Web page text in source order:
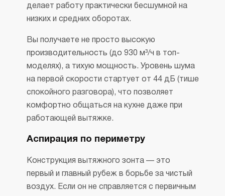
делает работу практически бесшумной на
низких и средних оборотах.
Вы получаете не просто высокую
производительность (до 930 м³/ч в топ-
моделях), а тихую мощность. Уровень шума
на первой скорости стартует от 44 дБ (тише
спокойного разговора), что позволяет
комфортно общаться на кухне даже при
работающей вытяжке.
Аспирация по периметру
Конструкция вытяжного зонта — это
первый и главный рубеж в борьбе за чистый
воздух. Если он не справляется с первичным